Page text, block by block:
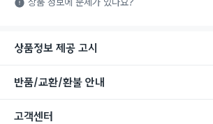
상품정보 제공 고시
반품/교환/환불 안내
고객센터